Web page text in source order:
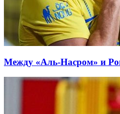
Между «Аль-Насром» и